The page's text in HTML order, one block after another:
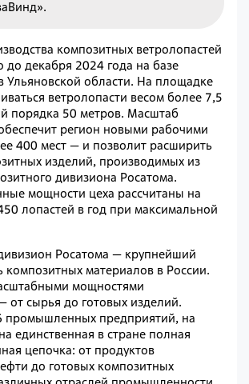
композитных ветролопастей
до декабря 2024 года на базе
Ульяновской области. На площадке
ветролопасти весом более 7,5
порядка 50 метров. Масштаб
регион новыми рабочими
400 мест — и позволит расширить
изделий, производимых из
дивизиона Росатома.
мощности цеха рассчитаны на
лопастей в год при максимальной
Росатома — крупнейший
композитных материалов в России.
мощностями
от сырья до готовых изделий.
промышленных предприятий, на
единственная в стране полная
цепочка: от продуктов
до готовых композитных